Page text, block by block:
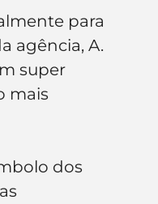
Logotipo
para
agência, A.
super
mais
dos